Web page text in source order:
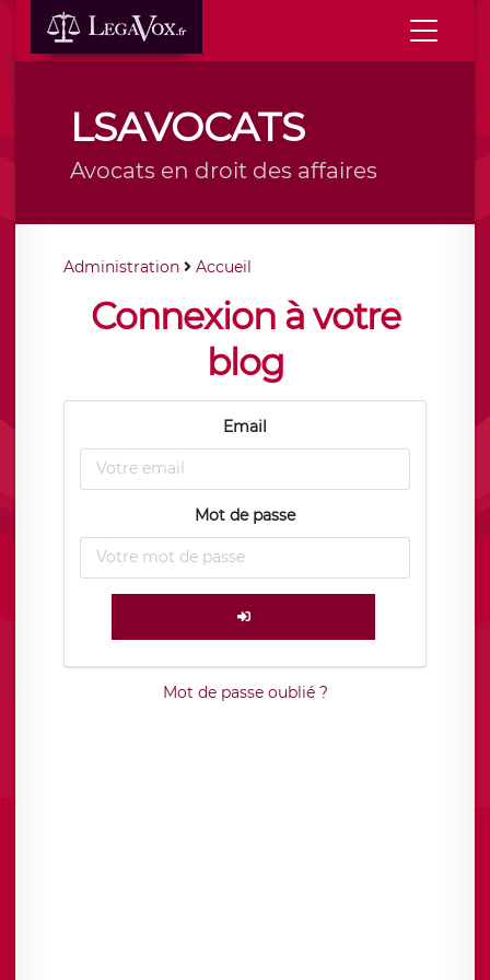
LSAVOCATS
Avocats en droit des affaires
Administration Accueil
Connexion à votre
blog
Email
Mot de passe
Mot de passe oublié ?